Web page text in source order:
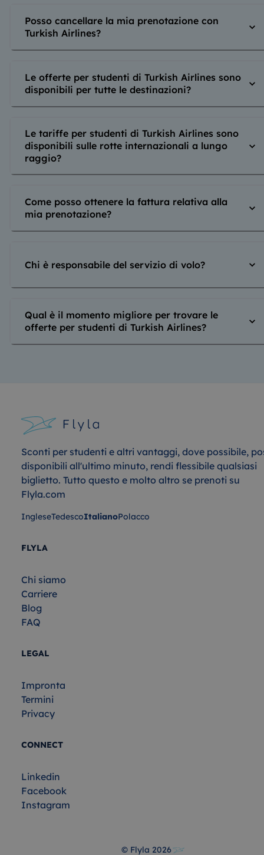
Posso cancellare la mia prenotazione con
Turkish Airlines?
Le offerte per studenti di Turkish Airlines sono
disponibili per tutte le destinazioni?
Le tariffe per studenti di Turkish Airlines sono
disponibili sulle rotte internazionali a lungo
raggio?
Come posso ottenere la fattura relativa alla
mia prenotazione?
Chi è responsabile del servizio di volo?
Qual è il momento migliore per trovare le
offerte per studenti di Turkish Airlines?
Sconti per studenti e altri vantaggi, dove possibile,
disponibili all'ultimo minuto, rendi flessibile qualsiasi
biglietto. Tutto questo e molto altro se prenoti su
Flyla.com
IngleseTedescoItalianoPolacco
FLYLA
Chi siamo
Carriere
Blog
FAQ
LEGAL
Impronta
Termini
Privacy
CONNECT
Linkedin
Facebook
Instagram
© Flyla 2026